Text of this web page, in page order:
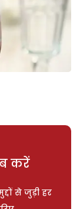
करें
से जुड़ी हर